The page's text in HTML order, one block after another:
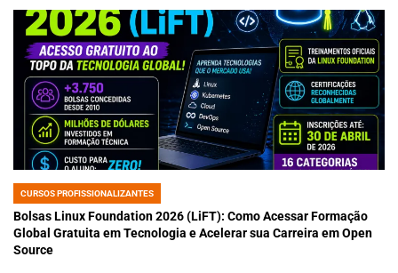
POSTED
IN
CURSOS PROFISSIONALIZANTES
Bolsas Linux Foundation 2026 (LiFT): Como Acessar Formação
Global Gratuita em Tecnologia e Acelerar sua Carreira em Open
Source